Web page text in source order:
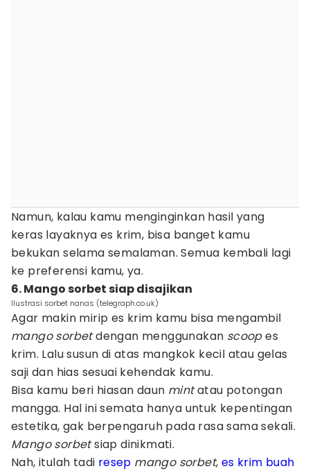
Namun, kalau kamu menginginkan hasil yang
keras layaknya es krim, bisa banget kamu
bekukan selama semalaman. Semua kembali lagi
ke preferensi kamu, ya.
6. Mango sorbet siap disajikan
Ilustrasi sorbet nanas (telegraph.co.uk)
Agar makin mirip es krim kamu bisa mengambil
mango sorbetdengan menggunakan scoopes
krim. Lalu susun di atas mangkok kecil atau gelas
saji dan hias sesuai kehendak kamu.
Bisa kamu beri hiasan daun mintatau potongan
mangga. Hal ini semata hanya untuk kepentingan
estetika, gak berpengaruh pada rasa sama sekali.
Mango sorbetsiap dinikmati.
Nah, itulah tadi resep mango sorbet, es krim buah